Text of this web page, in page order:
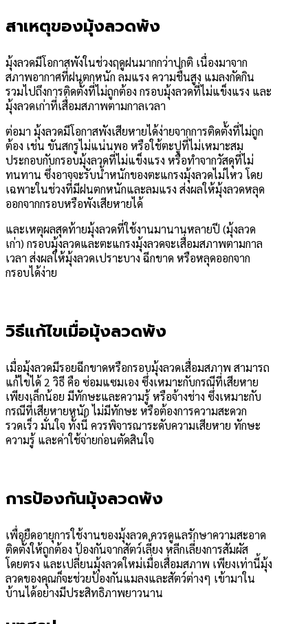
สาเหตุของมุ้งลวดพัง
มุ้งลวดมีโอกาสพังในช่วงฤดูฝนมากกว่าปกติ เนื่องมาจาก
สภาพอากาศที่ฝนตกหนัก ลมแรง ความชื้นสูง แมลงกัดกิน
รวมไปถึงการติดตั้งที่ไม่ถูกต้อง กรอบมุ้งลวดที่ไม่แข็งแรง และ
มุ้งลวดเก่าที่เสื่อมสภาพตามกาลเวลา
ต่อมา มุ้งลวดมีโอกาสพังเสียหายได้ง่ายจากการติดตั้งที่ไม่ถูก
ต้อง เช่น ขันสกรูไม่แน่นพอ หรือใช้ตะปูที่ไม่เหมาะสม
ประกอบกับกรอบมุ้งลวดที่ไม่แข็งแรง หรือทำจากวัสดุที่ไม่
ทนทาน ซึ่งอาจจะรับน้ำหนักของตะแกรงมุ้งลวดไม่ไหว โดย
เฉพาะในช่วงที่มีฝนตกหนักและลมแรง ส่งผลให้มุ้งลวดหลุด
ออกจากกรอบหรือพังเสียหายได้
และเหตุผลสุดท้ายมุ้งลวดที่ใช้งานมานานหลายปี (มุ้งลวด
เก่า) กรอบมุ้งลวดและตะแกรงมุ้งลวดจะเสื่อมสภาพตามกาล
เวลา ส่งผลให้มุ้งลวดเปราะบาง ฉีกขาด หรือหลุดออกจาก
กรอบได้ง่าย
วิธีแก้ไขเมื่อมุ้งลวดพัง
เมื่อมุ้งลวดมีรอยฉีกขาดหรือกรอบมุ้งลวดเสื่อมสภาพ สามารถ
แก้ไขได้ 2 วิธี คือ ซ่อมแซมเอง ซึ่งเหมาะกับกรณีที่เสียหาย
เพียงเล็กน้อย มีทักษะและความรู้ หรือจ้างช่าง ซึ่งเหมาะกับ
กรณีที่เสียหายหนัก ไม่มีทักษะ หรือต้องการความสะดวก
รวดเร็ว มั่นใจ ทั้งนี้ ควรพิจารณาระดับความเสียหาย ทักษะ
ความรู้ และค่าใช้จ่ายก่อนตัดสินใจ
การป้องกันมุ้งลวดพัง
เพื่อยืดอายุการใช้งานของมุ้งลวด ควรดูแลรักษาความสะอาด
ติดตั้งให้ถูกต้อง ป้องกันจากสัตว์เลี้ยง หลีกเลี่ยงการสัมผัส
โดยตรง และเปลี่ยนมุ้งลวดใหม่เมื่อเสื่อมสภาพ เพียงเท่านี้มุ้ง
ลวดของคุณก็จะช่วยป้องกันแมลงและสัตว์ต่างๆ เข้ามาใน
บ้านได้อย่างมีประสิทธิภาพยาวนาน